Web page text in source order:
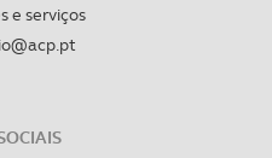
e serviços